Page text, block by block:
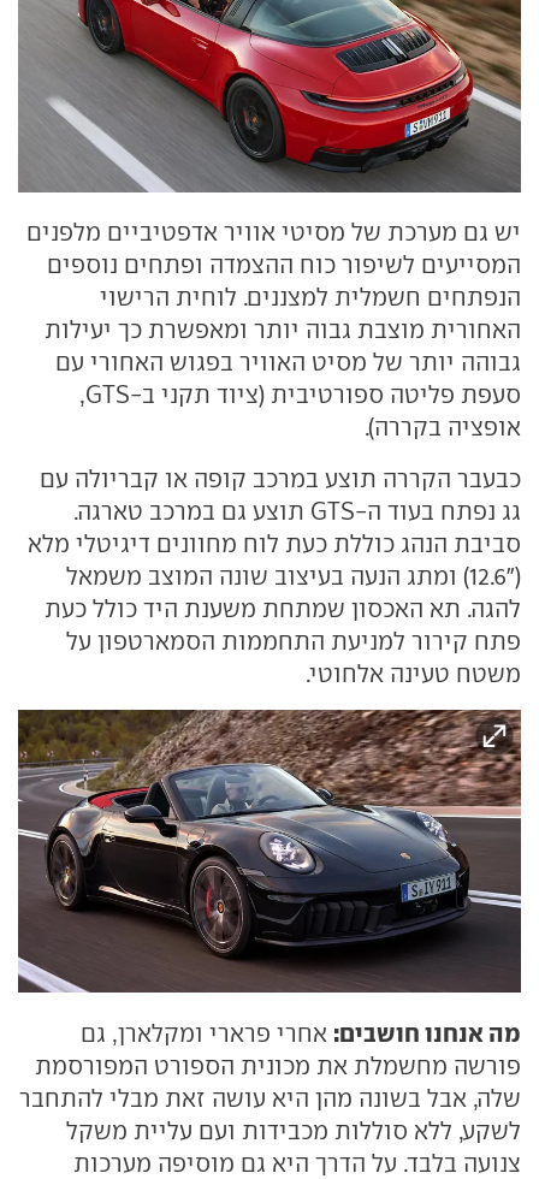
יש גם מערכת של מסיטי אוויר אדפטיביים מלפנים
המסייעים לשיפור כוח ההצמדה ופתחים נוספים
הנפתחים חשמלית למצננים. לוחית הרישוי
האחורית מוצבת גבוה יותר ומאפשרת כך יעילות
גבוהה יותר של מסיט האוויר בפגוש האחורי עם
סעפת פליטה ספורטיבית (ציוד תקני ב-GTS,
אופציה בקררה).
כבעבר הקררה תוצע במרכב קופה או קבריולה עם
גג נפתח בעוד ה-GTS תוצע גם במרכב טארגה.
סביבת הנהג כוללת כעת לוח מחוונים דיגיטלי מלא
("12.6) ומתג הנעה בעיצוב שונה המוצב משמאל
להגה. תא האכסון שמתחת משענת היד כולל כעת
פתח קירור למניעת התחממות הסמארטפון על
משטח טעינה אלחוטי.
מה אנחנו חושבים: אחרי פרארי ומקלארן, גם
פורשה מחשמלת את מכונית הספורט המפורסמת
שלה, אבל בשונה מהן היא עושה זאת מבלי להתחבר
לשקע, ללא סוללות מכבידות ועם עליית משקל
צנועה בלבד. על הדרך היא גם מוסיפה מערכות